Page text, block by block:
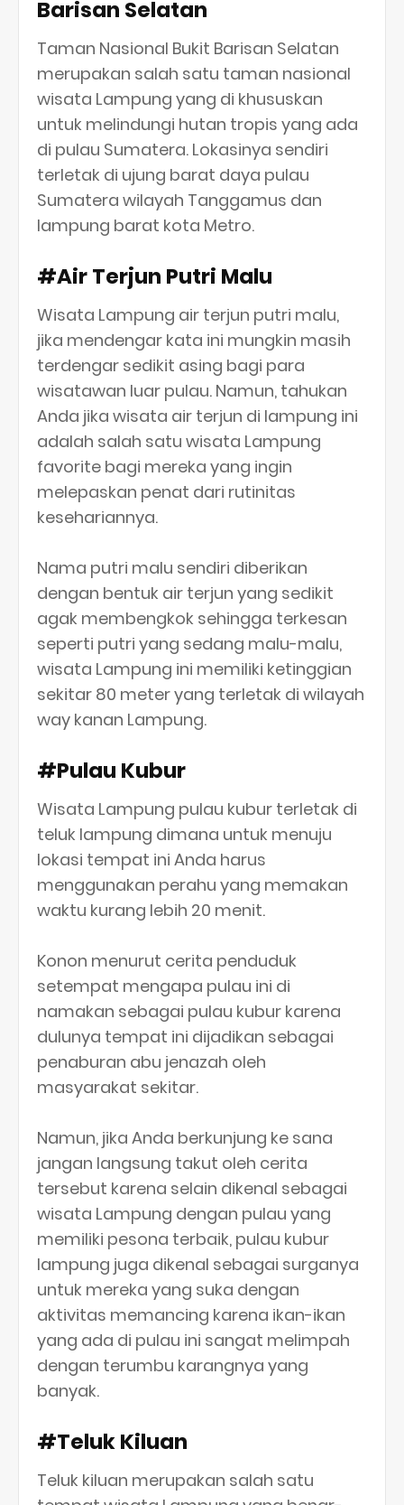
Barisan Selatan
Taman Nasional Bukit Barisan Selatan
merupakan salah satu taman nasional
wisata Lampung yang di khususkan
untuk melindungi hutan tropis yang ada
di pulau Sumatera. Lokasinya sendiri
terletak di ujung barat daya pulau
Sumatera wilayah Tanggamus dan
lampung barat kota Metro.
#Air Terjun Putri Malu
Wisata Lampung air terjun putri malu,
jika mendengar kata ini mungkin masih
terdengar sedikit asing bagi para
wisatawan luar pulau. Namun, tahukan
Anda jika wisata air terjun di lampung ini
adalah salah satu wisata Lampung
favorite bagi mereka yang ingin
melepaskan penat dari rutinitas
kesehariannya.
Nama putri malu sendiri diberikan
dengan bentuk air terjun yang sedikit
agak membengkok sehingga terkesan
seperti putri yang sedang malu-malu,
wisata Lampung ini memiliki ketinggian
sekitar 80 meter yang terletak di wilayah
way kanan Lampung.
#Pulau Kubur
Wisata Lampung pulau kubur terletak di
teluk lampung dimana untuk menuju
lokasi tempat ini Anda harus
menggunakan perahu yang memakan
waktu kurang lebih 20 menit.
Konon menurut cerita penduduk
setempat mengapa pulau ini di
namakan sebagai pulau kubur karena
dulunya tempat ini dijadikan sebagai
penaburan abu jenazah oleh
masyarakat sekitar.
Namun, jika Anda berkunjung ke sana
jangan langsung takut oleh cerita
tersebut karena selain dikenal sebagai
wisata Lampung dengan pulau yang
memiliki pesona terbaik, pulau kubur
lampung juga dikenal sebagai surganya
untuk mereka yang suka dengan
aktivitas memancing karena ikan-ikan
yang ada di pulau ini sangat melimpah
dengan terumbu karangnya yang
banyak.
#Teluk Kiluan
Teluk kiluan merupakan salah satu